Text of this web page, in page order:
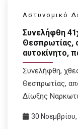
Αστυνομικό
Συνελήφθη
Θεσπρωτίας,
αυτοκίνητο,
Συνελήφθη,
Θεσπρωτίας,
Δίωξης
30